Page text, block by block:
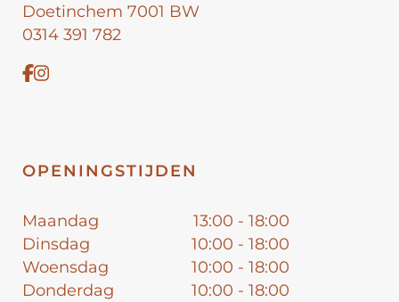
Doetinchem 7001 BW
0314 391 782
OPENINGSTIJDEN
Maandag
13:00 - 18:00
Dinsdag
10:00 - 18:00
Woensdag
10:00 - 18:00
Donderdag
10:00 - 18:00